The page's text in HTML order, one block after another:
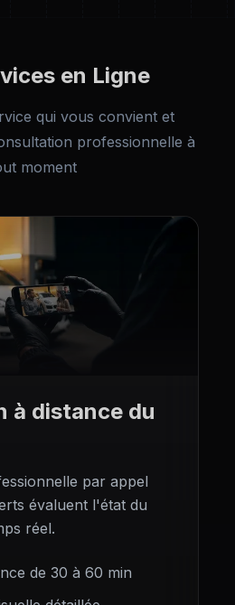
en Ligne
qui vous convient et
professionnelle à
moment
à distance du
par appel
évaluent l'état du
réel.
de 30 à 60 min